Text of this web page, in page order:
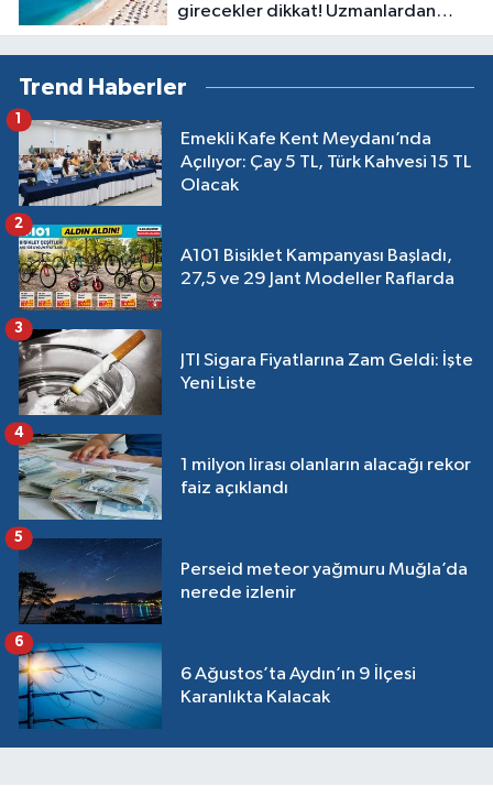
girecekler dikkat! Uzmanlardan
kirlilik uyarısı geldi
Trend Haberler
Emekli Kafe Kent Meydanı’nda
Açılıyor: Çay 5 TL, Türk Kahvesi 15 TL
Olacak
1
A101 Bisiklet Kampanyası Başladı,
27,5 ve 29 Jant Modeller Raflarda
2
JTI Sigara Fiyatlarına Zam Geldi: İşte
Yeni Liste
3
1 milyon lirası olanların alacağı rekor
faiz açıklandı
4
Perseid meteor yağmuru Muğla’da
nerede izlenir
5
6 Ağustos’ta Aydın’ın 9 İlçesi
Karanlıkta Kalacak
6